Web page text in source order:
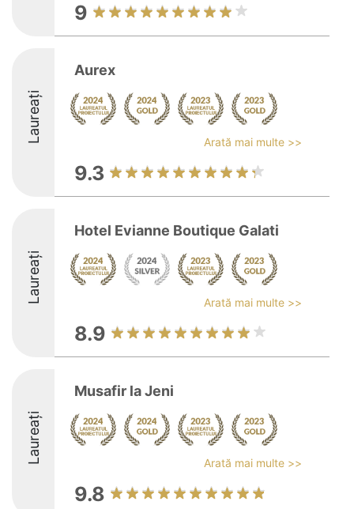
9
Laureați
Aurex
Arată mai multe >>
9.3
Laureați
Hotel Evianne Boutique Galati
Arată mai multe >>
8.9
Laureați
Musafir la Jeni
Arată mai multe >>
9.8